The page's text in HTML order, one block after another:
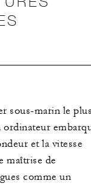
sous-marin le
ordinateur
et la vitesse
maîtrise de
comme un